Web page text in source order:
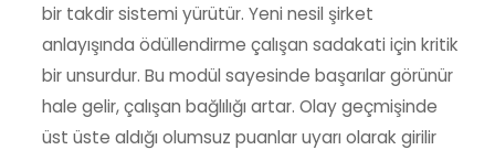
bir takdir sistemi yürütür. Yeni nesil şirket
anlayışında ödüllendirme çalışan sadakati için kritik
bir unsurdur. Bu modül sayesinde başarılar görünür
hale gelir, çalışan bağlılığı artar. Olay geçmişinde
üst üste aldığı olumsuz puanlar uyarı olarak girilir